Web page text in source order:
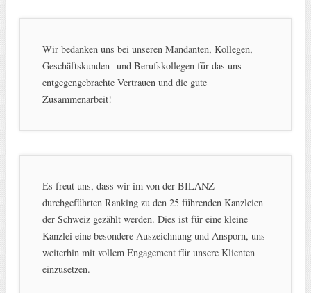
Wir bedanken uns bei unseren Mandanten, Kollegen,
Geschäftskunden und Berufskollegen für das uns
entgegengebrachte Vertrauen und die gute
Zusammenarbeit!
Es freut uns, dass wir im von der BILANZ
durchgeführten Ranking zu den 25 führenden Kanzleien
der Schweiz gezählt werden. Dies ist für eine kleine
Kanzlei eine besondere Auszeichnung und Ansporn, uns
weiterhin mit vollem Engagement für unsere Klienten
einzusetzen.